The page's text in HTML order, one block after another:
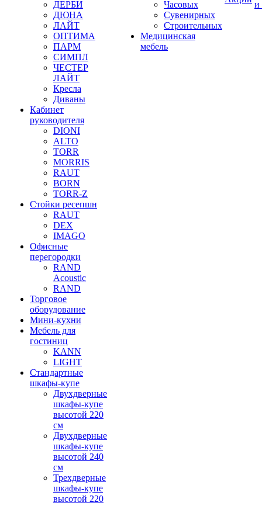
ДЕРБИ
ДЮНА
ЛАЙТ
ОПТИМА
ПАРМ
СИМПЛ
ЧЕСТЕР
ЛАЙТ
Кресла
Диваны
Кабинет
руководителя
DIONI
ALTO
TORR
MORRIS
RAUT
BORN
TORR-Z
Стойки ресепшн
RAUT
DEX
IMAGO
Офисные
перегородки
RAND
Acoustic
RAND
Торговое
оборудование
Мини-кухни
Мебель для
гостиниц
KANN
LIGHT
Стандартные
шкафы-купе
Двухдверные
шкафы-купе
высотой 220
см
Двухдверные
шкафы-купе
высотой 240
см
Трехдверные
шкафы-купе
высотой 220
Часовых
Сувенирных
Строительных
Медицинская
мебель
и